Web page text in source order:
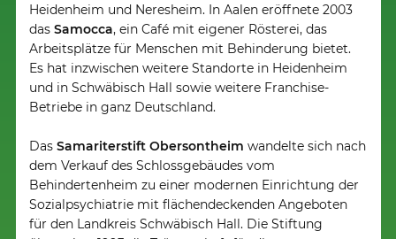
Heidenheim und Neresheim. In Aalen eröffnete 2003
dasSamocca, ein Café mit eigener Rösterei, das
Arbeitsplätze für Menschen mit Behinderung bietet.
Es hat inzwischen weitere Standorte in Heidenheim
und in Schwäbisch Hall sowie weitere Franchise-
Betriebe in ganz Deutschland.
DasSamariterstift Obersontheim wandelte sich nach
dem Verkauf des Schlossgebäudes vom
Behindertenheim zu einer modernen Einrichtung der
Sozialpsychiatrie mit flächendeckenden Angeboten
für den Landkreis Schwäbisch Hall. Die Stiftung